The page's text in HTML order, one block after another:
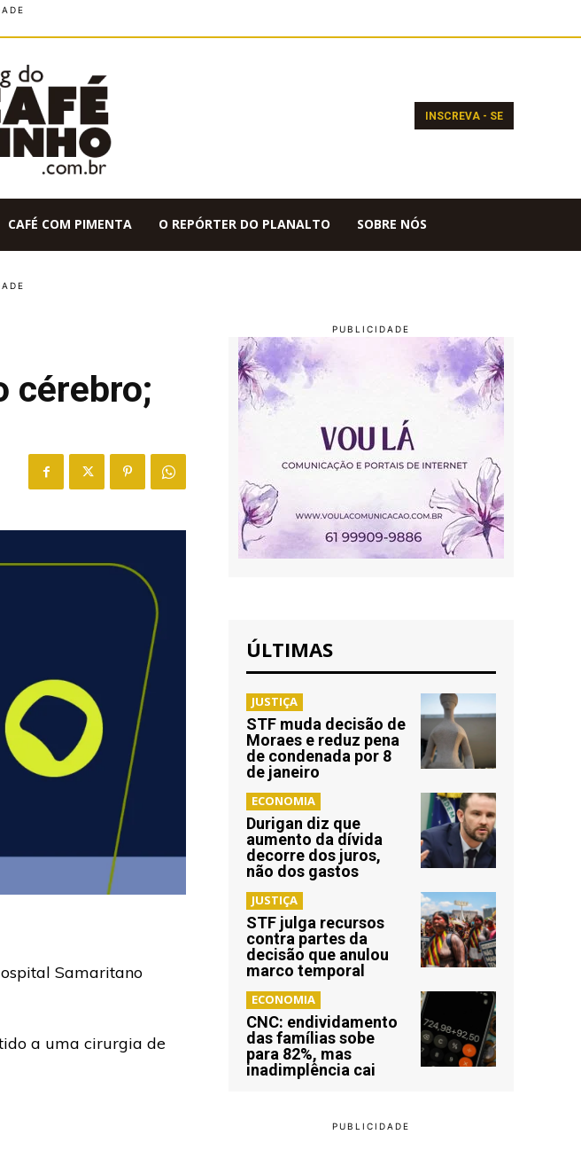
INSCREVA - SE
CAFÉ COM PIMENTA O REPÓRTER DO PLANALTO SOBRE NÓS
cérebro;
Samaritano
a uma cirurgia de
ÚLTIMAS
JUSTIÇA
STF muda decisão de
Moraes e reduz pena
de condenada por 8
de janeiro
ECONOMIA
Durigan diz que
aumento da dívida
decorre dos juros,
não dos gastos
JUSTIÇA
STF julga recursos
contra partes da
decisão que anulou
marco temporal
ECONOMIA
CNC: endividamento
das famílias sobe
para 82%, mas
inadimplência cai